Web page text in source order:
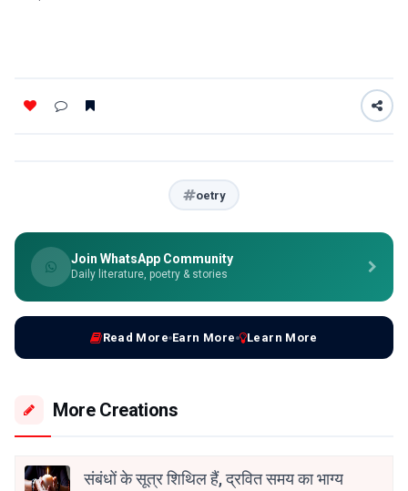
oetry
Join WhatsApp Community
Daily literature, poetry & stories
Read More Earn More Learn More
More Creations
संबंधों के सूत्र शिथिल हैं, द्रवित समय का भाग्य